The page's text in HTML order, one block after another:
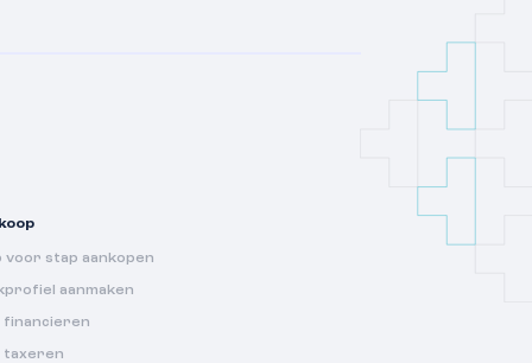
voor stap aankopen
aanmaken
financieren
taxeren